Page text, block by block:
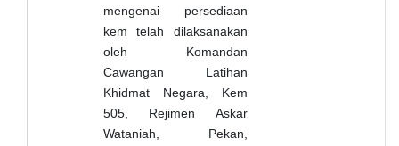
mengenai persediaan
kem telah dilaksanakan
oleh Komandan
Cawangan Latihan
Khidmat Negara, Kem
505, Rejimen Askar
Wataniah, Pekan,